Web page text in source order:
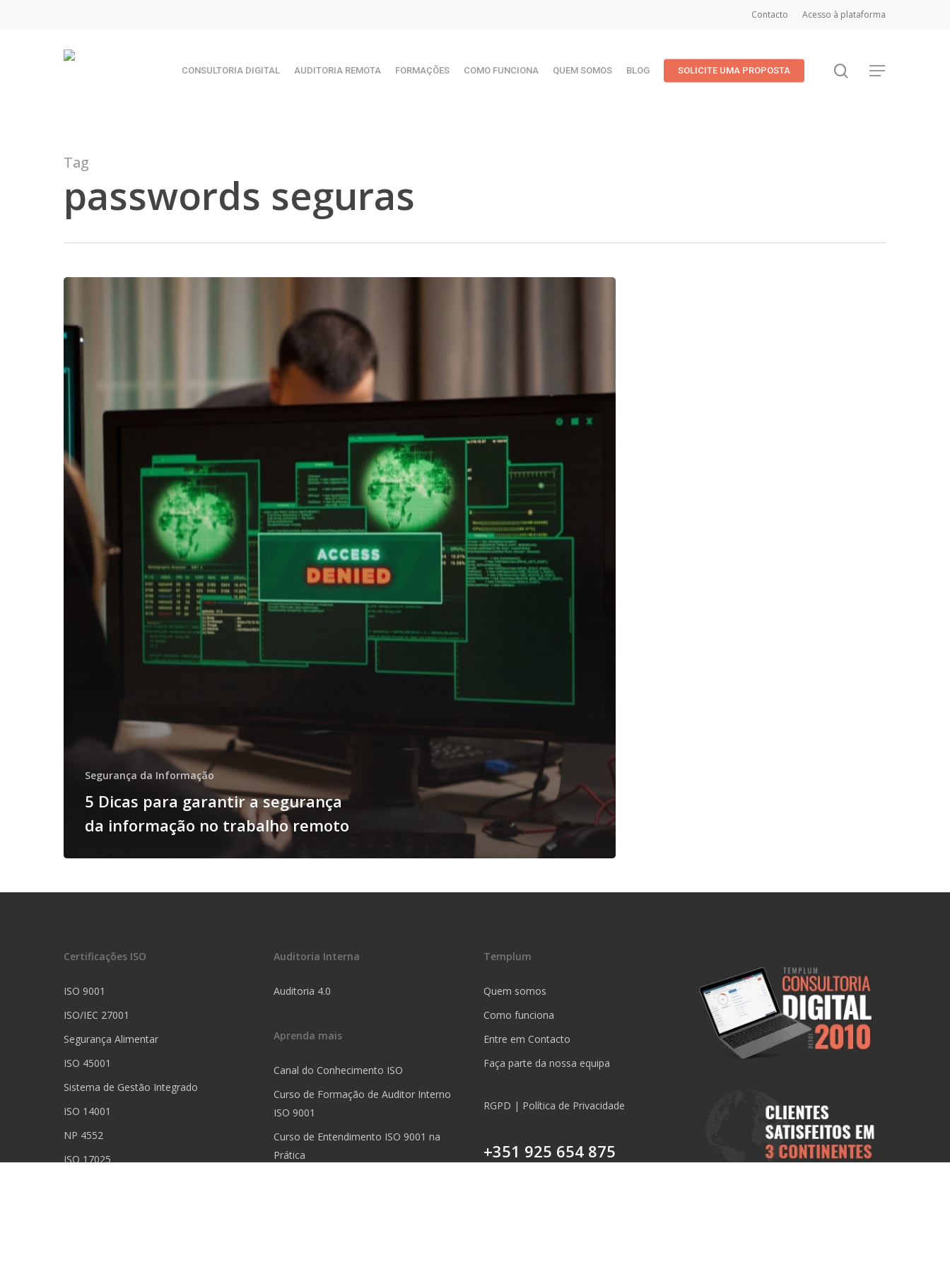
Contacto Acesso à plataforma
CONSULTORIA DIGITAL AUDITORIA REMOTA FORMAÇÕES COMO FUNCIONA QUEM SOMOS BLOG SOLICITE UMA PROPOSTA search
Menu
Tag
passwords seguras
Segurança da Informação
5 Dicas para garantir a segurança
da informação no trabalho remoto
Certificações ISO
ISO 9001
ISO/IEC 27001
Segurança Alimentar
ISO 45001
Sistema de Gestão Integrado
ISO 14001
NP 4552
ISO 17025
Auditoria Interna
Auditoria 4.0
Aprenda mais
Canal do Conhecimento ISO
Curso de Formação de Auditor Interno
ISO 9001
Curso de Entendimento ISO 9001 na
Prática
Templum
Quem somos
Como funciona
Entre em Contacto
Faça parte da nossa equipa
RGPD | Política de Privacidade
+351 925 654 875